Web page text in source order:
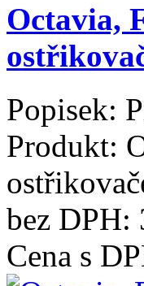
Octavia,
Popisek:
Produkt:
bez DPH:
Cena s